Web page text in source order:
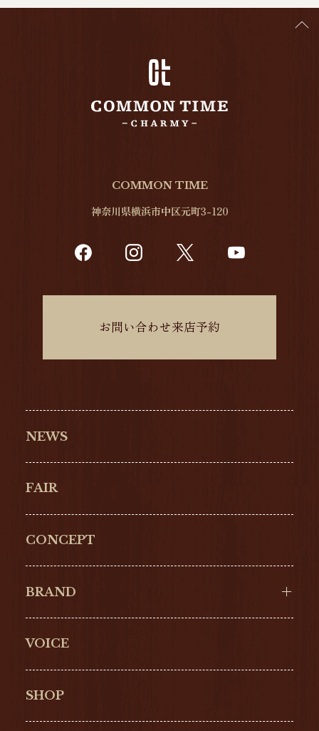
NEWS
FAIR
CONCEPT
BRAND
Cartier
VOICE
SHOP
COMMON TIME
神奈川県横浜市中区元町3-120
お問い合わせ来店予約